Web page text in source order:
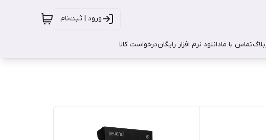
ورود | ثبت‌نام
بلاگتماس با مادانلود نرم افزار رایگاندرخواست کالا